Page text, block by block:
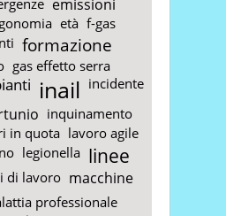
emissioni
età f-gas
formazione
gas effetto serra
inail incidente
inquinamento
in quota lavoro agile
legionella linee
di lavoro macchine
professionale